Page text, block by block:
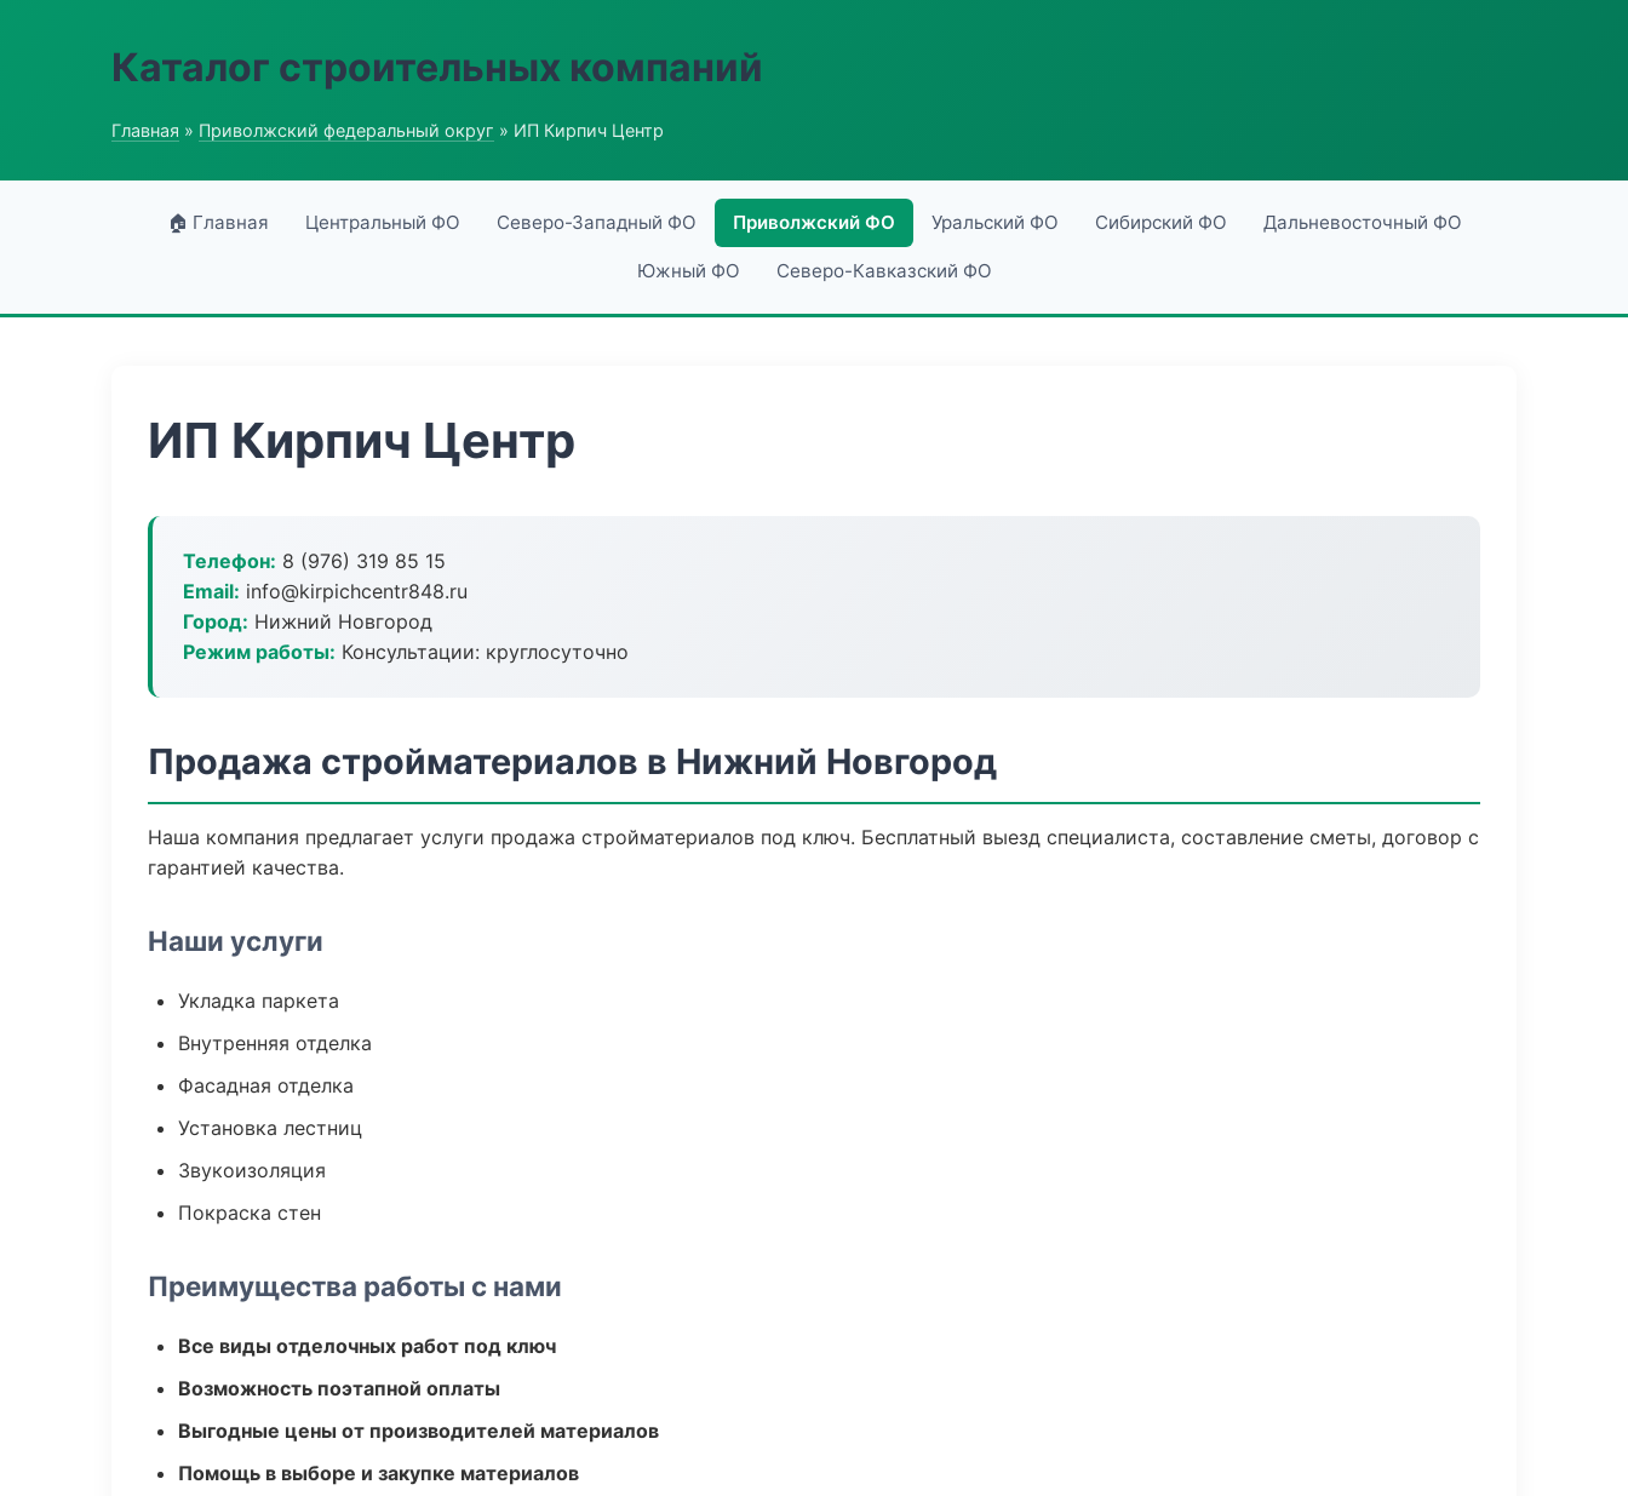
Каталог строительных компаний
Главная » Приволжский федеральный округ » ИП Кирпич Центр
🏠 Главная Центральный ФО Северо-Западный ФО Приволжский ФО Уральский ФО Сибирский ФО Дальневосточный ФО
Южный ФО Северо-Кавказский ФО
ИП Кирпич Центр
Телефон: 8 (976) 319 85 15
Email: info@kirpichcentr848.ru
Город: Нижний Новгород
Режим работы: Консультации: круглосуточно
Продажа стройматериалов в Нижний Новгород
Наша компания предлагает услуги продажа стройматериалов под ключ. Бесплатный выезд специалиста, составление сметы, договор с
гарантией качества.
Наши услуги
Укладка паркета
Внутренняя отделка
Фасадная отделка
Установка лестниц
Звукоизоляция
Покраска стен
Преимущества работы с нами
Все виды отделочных работ под ключ
Возможность поэтапной оплаты
Выгодные цены от производителей материалов
Помощь в выборе и закупке материалов